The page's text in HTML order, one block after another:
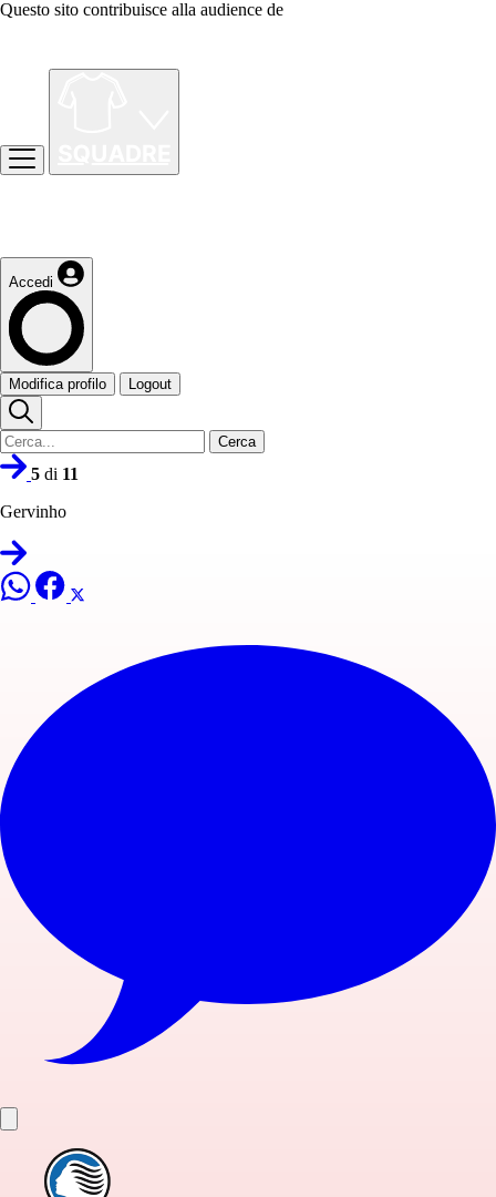
Questo sito contribuisce alla audience de
Accedi
Modifica profilo Logout
Cerca
5 di 11
Gervinho